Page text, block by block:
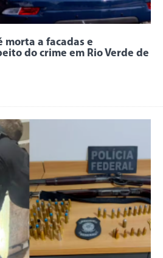
morta a facadas e
do crime em Rio Verde de